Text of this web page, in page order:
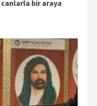
canlarla bir araya